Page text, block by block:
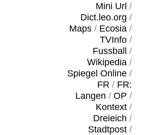
Mini Url /
Dict.leo.org /
Maps/ Ecosia/
TVInfo/
Fussball
/
Wikipedia/
Spiegel Online/
FR / FR:
Langen / OP /
Kontext/
Dreieich /
Stadtpost/